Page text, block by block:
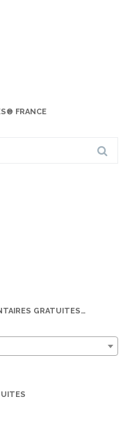
FRANCE
GRATUITES…